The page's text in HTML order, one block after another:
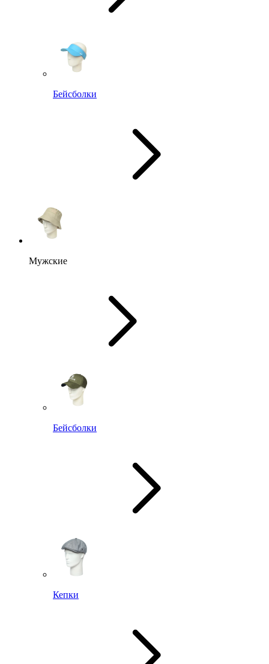
Бейсболки
Мужские
Бейсболки
Кепки